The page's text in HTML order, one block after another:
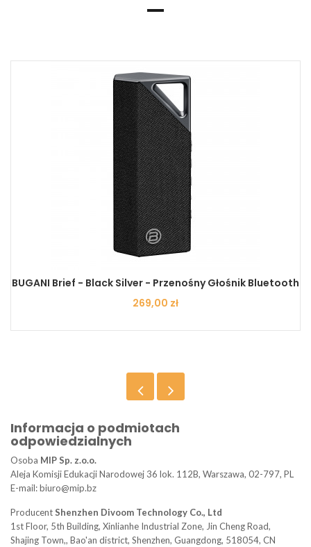
BUGANI Brief - Black Silver - Przenośny Głośnik Bluetooth
Cena
269,00 zł
Informacja o podmiotach
odpowiedzialnych
Osoba MIP Sp. z.o.o.
Aleja Komisji Edukacji Narodowej 36 lok. 112B, Warszawa, 02-797, PL
E-mail: biuro@mip.bz
ProducentShenzhen Divoom Technology Co., Ltd
1st Floor, 5th Building, Xinlianhe Industrial Zone, Jin Cheng Road,
Shajing Town,, Bao'an district, Shenzhen, Guangdong, 518054, CN